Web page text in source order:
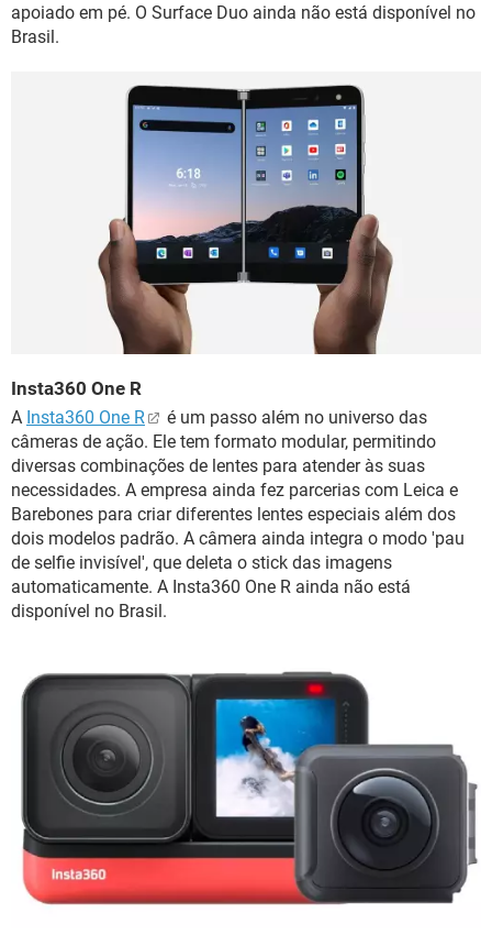
apoiado em pé. O Surface Duo ainda não está disponível no
Brasil.
Insta360 One R
A Insta360 One R
é um passo além no universo das
câmeras de ação. Ele tem formato modular, permitindo
diversas combinações de lentes para atender às suas
necessidades. A empresa ainda fez parcerias com Leica e
Barebones para criar diferentes lentes especiais além dos
dois modelos padrão. A câmera ainda integra o modo 'pau
de selfie invisível', que deleta o stick das imagens
automaticamente. A Insta360 One R ainda não está
disponível no Brasil.